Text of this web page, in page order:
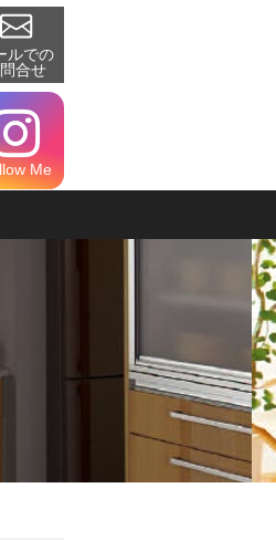
ルでの
合せ
Me